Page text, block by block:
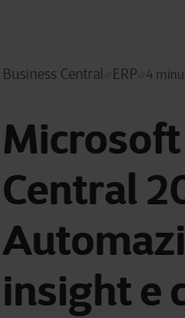
Business Central ERP 4
Central
insight e